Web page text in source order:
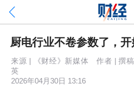
厨电行业不卷参数了，
来源 | 《财经》新媒体 作者 | 撰
英
2026年04月30日 13:16